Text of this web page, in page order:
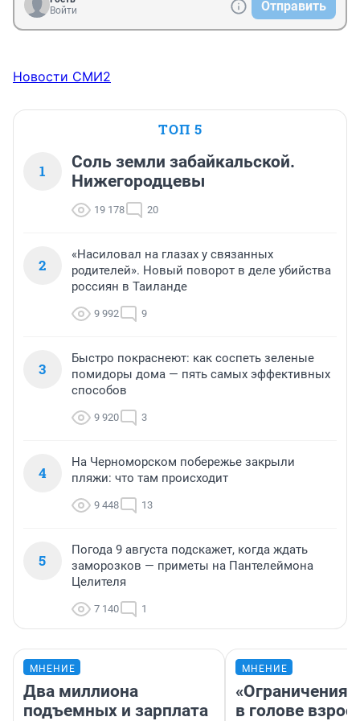
Войти
Отправить
Новости СМИ2
ТОП 5
1
Соль земли забайкальской.
Нижегородцевы
19 178 20
2
«Насиловал на глазах у связанных
родителей». Новый поворот в деле убийства
россиян в Таиланде
9 992 9
3
Быстро покраснеют: как соспеть зеленые
помидоры дома — пять самых эффективных
способов
9 920 3
4
На Черноморском побережье закрыли
пляжи: что там происходит
9 448 13
5
Погода 9 августа подскажет, когда ждать
заморозков — приметы на Пантелеймона
Целителя
7 140 1
МНЕНИЕ
Два миллиона
подъемных и зарплата
МНЕНИЕ
«Ограничения
в голове